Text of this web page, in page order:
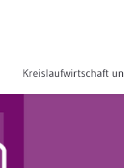
Kreislaufwirtschaft